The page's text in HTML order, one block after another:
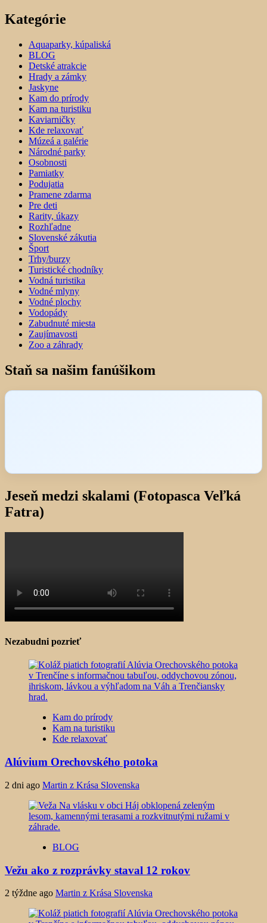
Kategórie
Aquaparky, kúpaliská
BLOG
Detské atrakcie
Hrady a zámky
Jaskyne
Kam do prírody
Kam na turistiku
Kaviarničky
Kde relaxovať
Múzeá a galérie
Národné parky
Osobnosti
Pamiatky
Podujatia
Pramene zdarma
Pre deti
Rarity, úkazy
Rozhľadne
Slovenské zákutia
Šport
Trhy/burzy
Turistické chodníky
Vodná turistika
Vodné mlyny
Vodné plochy
Vodopády
Zabudnuté miesta
Zaujímavosti
Zoo a záhrady
Staň sa našim fanúšikom
Jeseň medzi skalami (Fotopasca Veľká
Fatra)
Nezabudni pozrieť
Kam do prírody
Kam na turistiku
Kde relaxovať
Alúvium Orechovského potoka
2 dni ago Martin z Krása Slovenska
BLOG
Vežu ako z rozprávky staval 12 rokov
2 týždne ago Martin z Krása Slovenska